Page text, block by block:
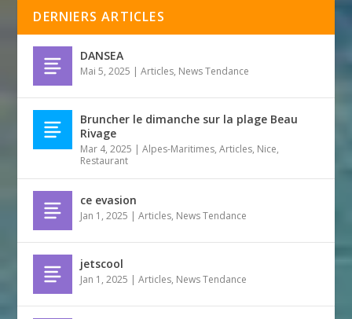
DERNIERS ARTICLES
DANSEA
Mai 5, 2025 |Articles, News Tendance
Bruncher le dimanche sur la plage Beau
Rivage
Mar 4, 2025 |Alpes-Maritimes,Articles, Nice,
Restaurant
ce evasion
Jan 1, 2025 |Articles, News Tendance
jetscool
Jan 1, 2025 |Articles, News Tendance